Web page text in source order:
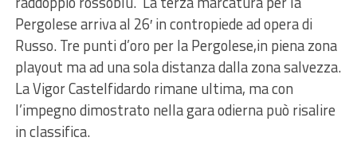
Pergolese arriva al 26′ in contropiede ad opera di
Russo. Tre punti d’oro per la Pergolese,in piena zona
playout ma ad una sola distanza dalla zona salvezza.
La Vigor Castelfidardo rimane ultima, ma con
l’impegno dimostrato nella gara odierna può risalire
in classifica.